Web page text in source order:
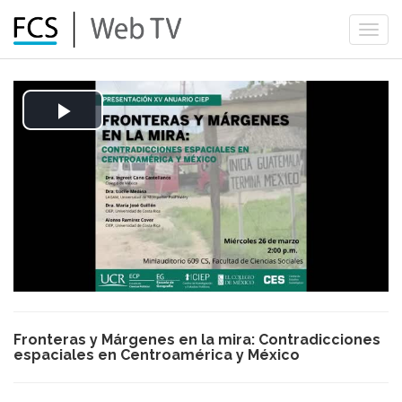
Play
Video
Fronteras y Márgenes en la mira: Contradicciones
espaciales en Centroamérica y México